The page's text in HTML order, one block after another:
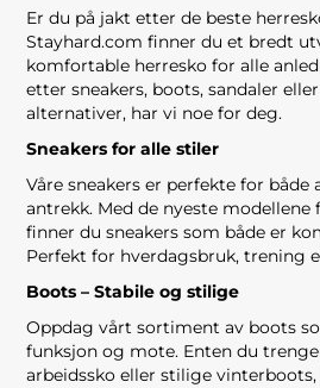
Er du på jakt etter de beste
Stayhard.com finner du et bredt
komfortable herresko for alle
etter sneakers, boots, sandaler
alternativer, har vi noe for deg.
Sneakers for alle stiler
Våre sneakers er perfekte for både
antrekk. Med de nyeste modellene
finner du sneakers som både er
Perfekt for hverdagsbruk, trening
Boots – Stabile og stilige
Oppdag vårt sortiment av boots
funksjon og mote. Enten du
arbeidssko eller stilige